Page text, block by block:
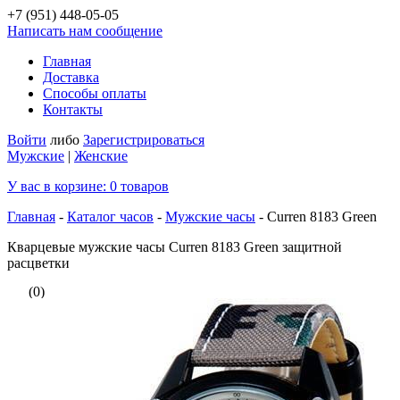
+7 (951) 448-05-05
Написать нам сообщение
Главная
Доставка
Способы оплаты
Контакты
Войти либо Зарегистрироваться
Мужские | Женские
У вас в корзине: 0 товаров
Главная - Каталог часов - Мужские часы - Curren 8183 Green
Кварцевые мужские часы Curren 8183 Green защитной
расцветки
(0)